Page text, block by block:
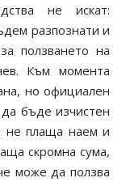
не искат:
разпознати и
ползването на
Към момента
но официален
бъде изчистен
не плаща наем и
скромна сума,
може да ползва